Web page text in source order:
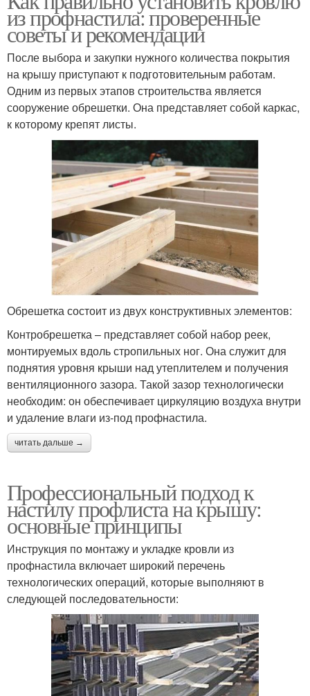
из профнастила: проверенные
советы и рекомендации
После выбора и закупки нужного количества покрытия
на крышу приступают к подготовительным работам.
Одним из первых этапов строительства является
сооружение обрешетки. Она представляет собой каркас,
к которому крепят листы.
Обрешетка состоит из двух конструктивных элементов:
Контробрешетка – представляет собой набор реек,
монтируемых вдоль стропильных ног. Она служит для
поднятия уровня крыши над утеплителем и получения
вентиляционного зазора. Такой зазор технологически
необходим: он обеспечивает циркуляцию воздуха внутри
и удаление влаги из-под профнастила.
читать дальше →
Профессиональный подход к
настилу профлиста на крышу:
основные принципы
Инструкция по монтажу и укладке кровли из
профнастила включает широкий перечень
технологических операций, которые выполняют в
следующей последовательности: